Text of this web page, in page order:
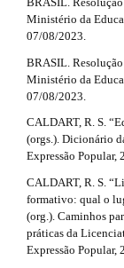
Ministério da
07/08/2023.
BRASIL.
Ministério da
07/08/2023.
CALDART, R. S.
(orgs.). Dicionário
Expressão Popular,
CALDART, R. S.
formativo: qual o
(org.). Caminhos
práticas da
Expressão Popular,